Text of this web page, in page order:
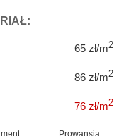
65 zł/m2
86 zł/m2
76 zł/m2
Prowansja